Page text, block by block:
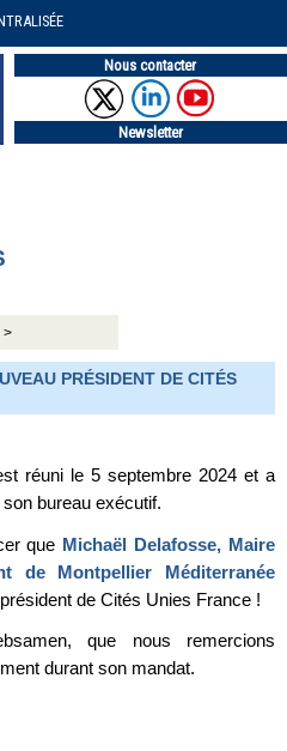
Nous contacter
Newsletter
>
PRÉSIDENT DE CITÉS
réuni le 5 septembre 2024 et a
bureau exécutif.
que Michaël Delafosse, Maire
de Montpellier Méditerranée
de Cités Unies France !
que nous remercions
durant son mandat.